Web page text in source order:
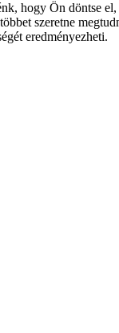
hogy Ön döntse el,
szeretne
eredményezheti.